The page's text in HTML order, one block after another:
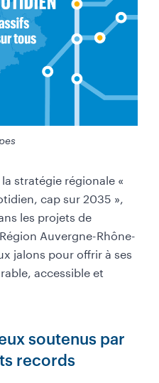
stratégie régionale «
cap sur 2035 »,
les projets de
Auvergne-Rhône-
jalons pour offrir à ses
accessible et
soutenus par
records